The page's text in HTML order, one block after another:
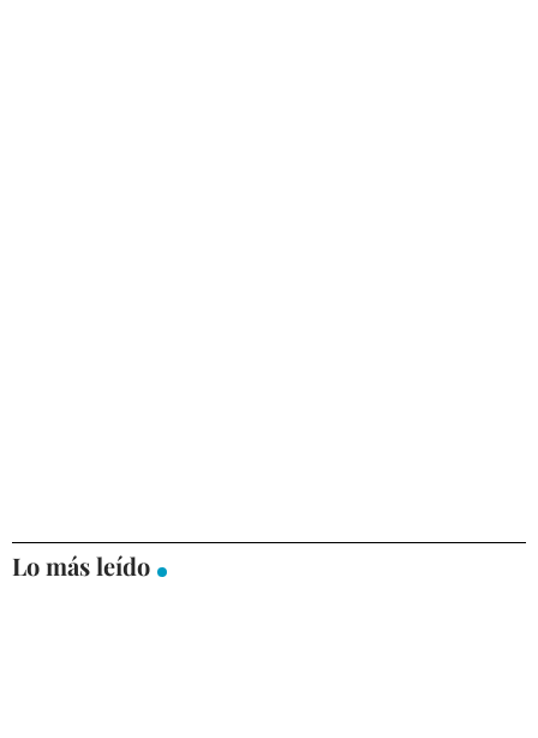
Lo más leído